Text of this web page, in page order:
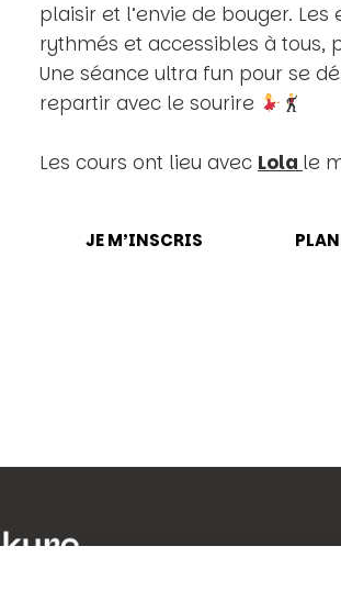
plaisir et l’envie de bouger.
rythmés et accessibles à tous,
Une séance ultra fun pour se
repartir avec le sourire
Les cours ont lieu avec Lola le
JE M’INSCRIS